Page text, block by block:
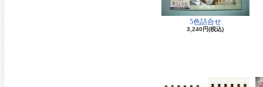
5色詰合せ
3,240円(税込)